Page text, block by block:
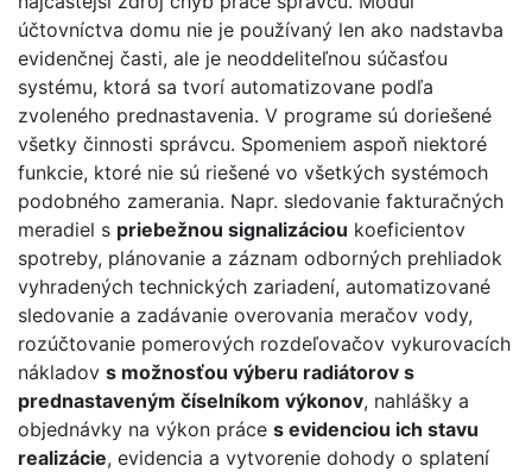
účtovníctva domu nie je používaný len ako nadstavba
evidenčnej časti, ale je neoddeliteľnou súčasťou
systému, ktorá sa tvorí automatizovane podľa
zvoleného prednastavenia. V programe sú doriešené
všetky činnosti správcu. Spomeniem aspoň niektoré
funkcie, ktoré nie sú riešené vo všetkých systémoch
podobného zamerania. Napr. sledovanie fakturačných
meradiel s priebežnou signalizáciou koeficientov
spotreby, plánovanie a záznam odborných prehliadok
vyhradených technických zariadení, automatizované
sledovanie a zadávanie overovania meračov vody,
rozúčtovanie pomerových rozdeľovačov vykurovacích
nákladov s možnosťou výberu radiátorov s
prednastaveným číselníkom výkonov, nahlášky a
objednávky na výkon práce s evidenciou ich stavu
realizácie, evidencia a vytvorenie dohody o splatení